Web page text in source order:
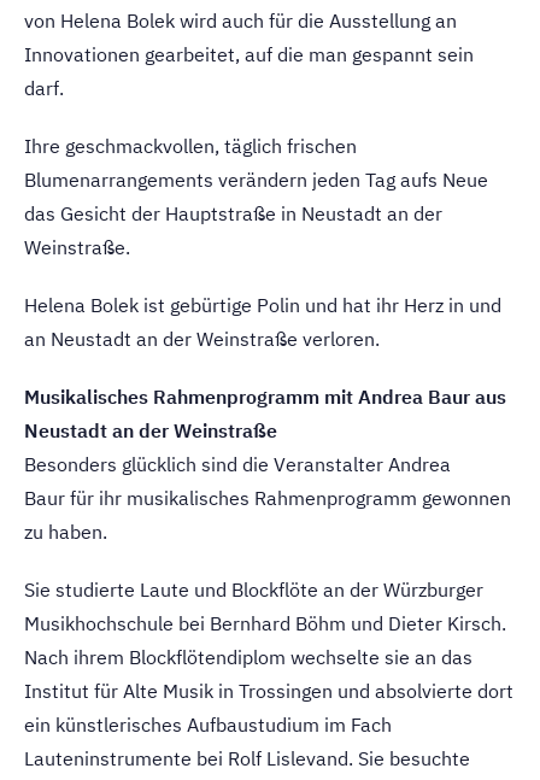
von Helena Bolek wird auch für die Ausstellung an
Innovationen gearbeitet, auf die man gespannt sein
darf.
Ihre geschmackvollen, täglich frischen
Blumenarrangements verändern jeden Tag aufs Neue
das Gesicht der Hauptstraße in Neustadt an der
Weinstraße.
Helena Bolek ist gebürtige Polin und hat ihr Herz in und
an Neustadt an der Weinstraße verloren.
Musikalisches Rahmenprogramm mit Andrea Baur aus
Neustadt an der Weinstraße
Besonders glücklich sind die Veranstalter Andrea
Baur für ihr musikalisches Rahmenprogramm gewonnen
zu haben.
Sie studierte Laute und Blockflöte an der Würzburger
Musikhochschule bei Bernhard Böhm und Dieter Kirsch.
Nach ihrem Blockflötendiplom wechselte sie an das
Institut für Alte Musik in Trossingen und absolvierte dort
ein künstlerisches Aufbaustudium im Fach
Lauteninstrumente bei Rolf Lislevand. Sie besuchte